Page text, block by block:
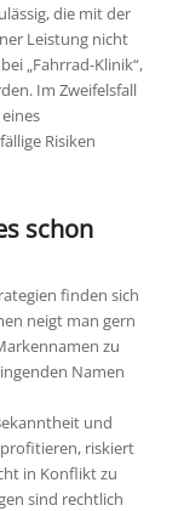
die mit der
Leistung nicht
„Fahrrad-Klinik“,
Im Zweifelsfall
Risiken
schon
finden sich
neigt man gern
zu
Namen
und
riskiert
in Konflikt zu
sind rechtlich